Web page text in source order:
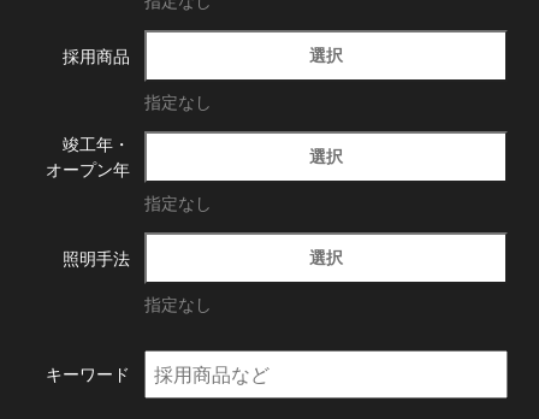
採用商品 選択
指定なし
竣工年・
オープン年
選択
指定なし
照明手法 選択
指定なし
キーワード